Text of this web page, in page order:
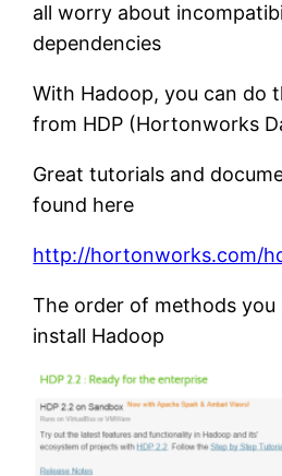
all worry about
dependencies
With Hadoop, you can do
from HDP (Hortonworks
Great tutorials and
found here
http://hortonworks.com/
The order of methods
install Hadoop